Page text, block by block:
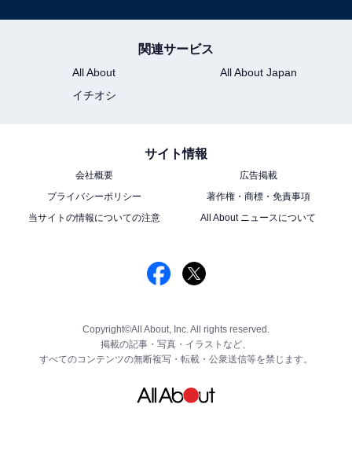
関連サービス
All About
All About Japan
イチオシ
サイト情報
会社概要
広告掲載
プライバシーポリシー
著作権・商標・免責事項
当サイトの情報についての注意
All About ニュースについて
Copyright©All About, Inc. All rights reserved.
掲載の記事・写真・イラストなど、
すべてのコンテンツの無断複写・転載・公衆送信等を禁じます。